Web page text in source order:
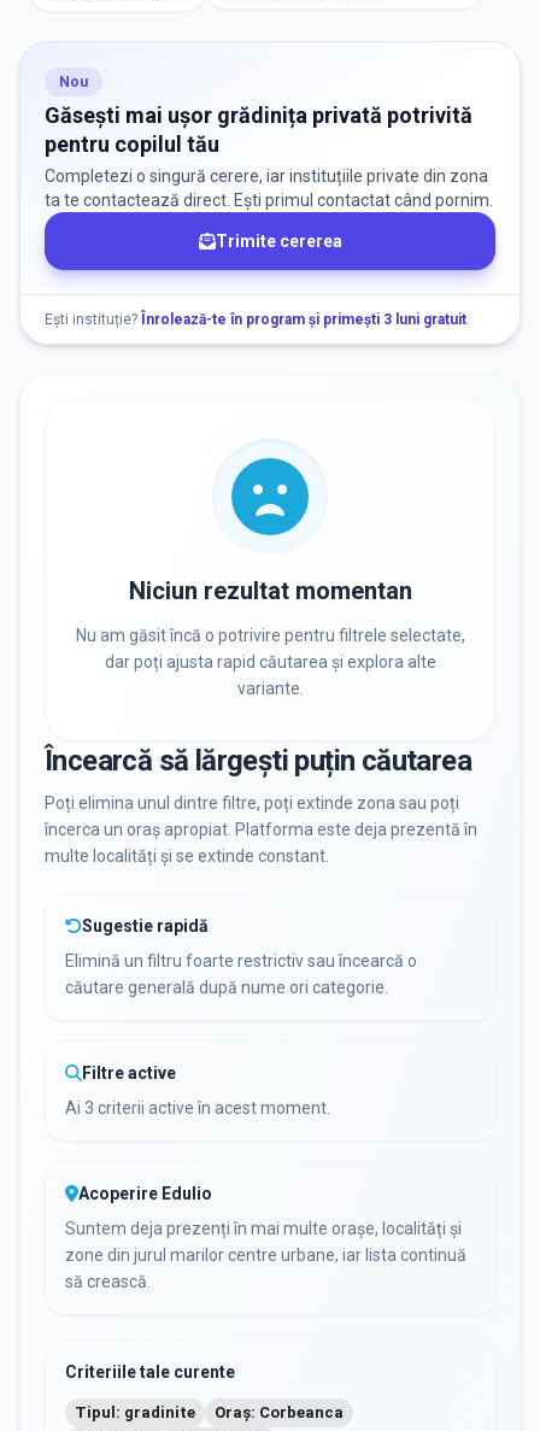
Nu există informații despre locuri libere
Resetează filtrele
Nou
Găsești mai ușor grădinița privată potrivită
pentru copilul tău
Completezi o singură cerere, iar instituțiile private din zona
ta te contactează direct. Ești primul contactat când pornim.
Trimite cererea
Ești instituție? Înrolează-te în program și primești 3 luni gratuit.
Niciun rezultat momentan
Nu am găsit încă o potrivire pentru filtrele selectate,
dar poți ajusta rapid căutarea și explora alte
variante.
Încearcă să lărgești puțin căutarea
Poți elimina unul dintre filtre, poți extinde zona sau poți
încerca un oraș apropiat. Platforma este deja prezentă în
multe localități și se extinde constant.
Sugestie rapidă
Elimină un filtru foarte restrictiv sau încearcă o
căutare generală după nume ori categorie.
Filtre active
Ai 3 criterii active în acest moment.
Acoperire Edulio
Suntem deja prezenți în mai multe orașe, localități și
zone din jurul marilor centre urbane, iar lista continuă
să crească.
Criteriile tale curente
Tipul: gradinite
Oraș: Corbeanca